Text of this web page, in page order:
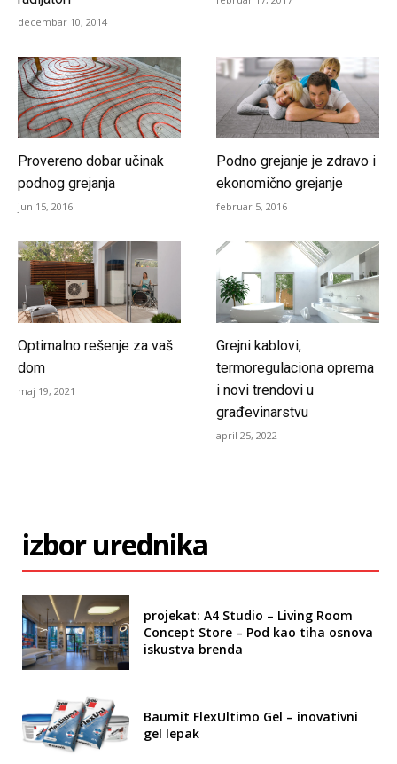
decembar 10, 2014
Provereno dobar učinak
podnog grejanja
jun 15, 2016
Podno grejanje je zdravo i
ekonomično grejanje
februar 5, 2016
Optimalno rešenje za vaš
dom
maj 19, 2021
Grejni kablovi,
termoregulaciona oprema
i novi trendovi u
građevinarstvu
april 25, 2022
izbor urednika
projekat: A4 Studio – Living Room
Concept Store – Pod kao tiha osnova
iskustva brenda
Baumit FlexUltimo Gel – inovativni
gel lepak